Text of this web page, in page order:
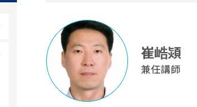
崔峼熲
兼任講師